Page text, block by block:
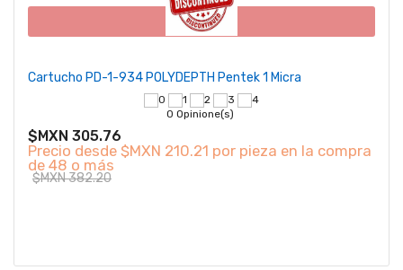
Agotado
Cartucho PD-1-934 POLYDEPTH Pentek 1 Micra
0 Opinione(s)
$MXN 305.76
Precio desde $MXN 210.21 por pieza en la compra
de 48 o más
$MXN 382.20